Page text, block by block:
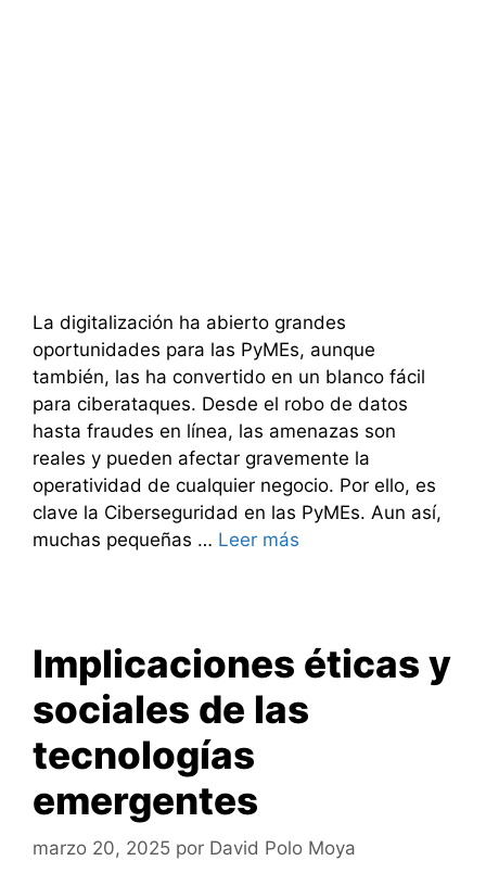
La digitalización ha abierto grandes
oportunidades para las PyMEs, aunque
también, las ha convertido en un blanco fácil
para ciberataques. Desde el robo de datos
hasta fraudes en línea, las amenazas son
reales y pueden afectar gravemente la
operatividad de cualquier negocio. Por ello, es
clave la Ciberseguridad en las PyMEs. Aun así,
muchas pequeñas … Leer más
Implicaciones éticas y
sociales de las
tecnologías
emergentes
marzo 20, 2025 por David Polo Moya